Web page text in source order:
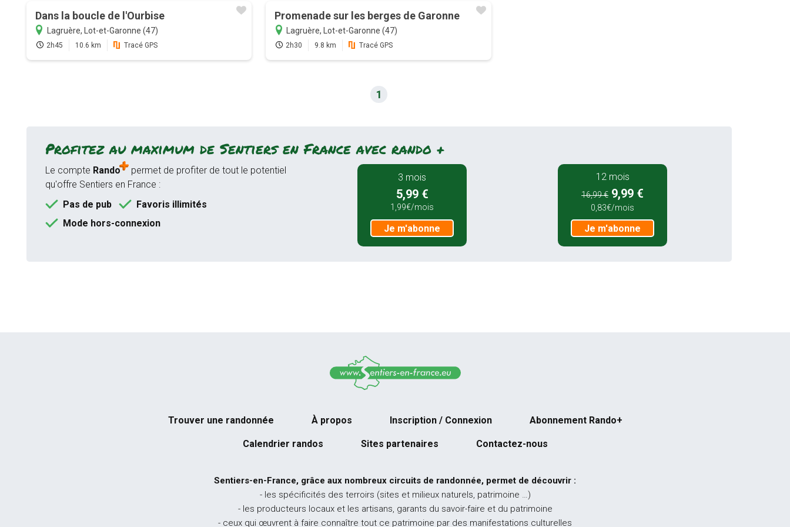
Dans la boucle de l'Ourbise
Lagruère, Lot-et-Garonne (47)
2h45 10.6 km Tracé GPS
Promenade sur les berges de Garonne
Lagruère, Lot-et-Garonne (47)
2h30 9.8 km Tracé GPS
1
Profitez au maximum de Sentiers en France avec rando +
Le compte Rando
permet de profiter de tout le potentiel
qu'offre Sentiers en France :
Pas de pub
Favoris illimités
Mode hors-connexion
3 mois
5,99 €
1,99€/mois
Je m'abonne
12 mois
16,99 € 9,99 €
0,83€/mois
Je m'abonne
Trouver une randonnée À propos Inscription / Connexion Abonnement Rando+
Calendrier randos Sites partenaires Contactez-nous
Sentiers-en-France, grâce aux nombreux circuits de randonnée, permet de découvrir :
- les spécificités des terroirs (sites et milieux naturels, patrimoine …)
- les producteurs locaux et les artisans, garants du savoir-faire et du patrimoine
- ceux qui œuvrent à faire connaître tout ce patrimoine par des manifestations culturelles